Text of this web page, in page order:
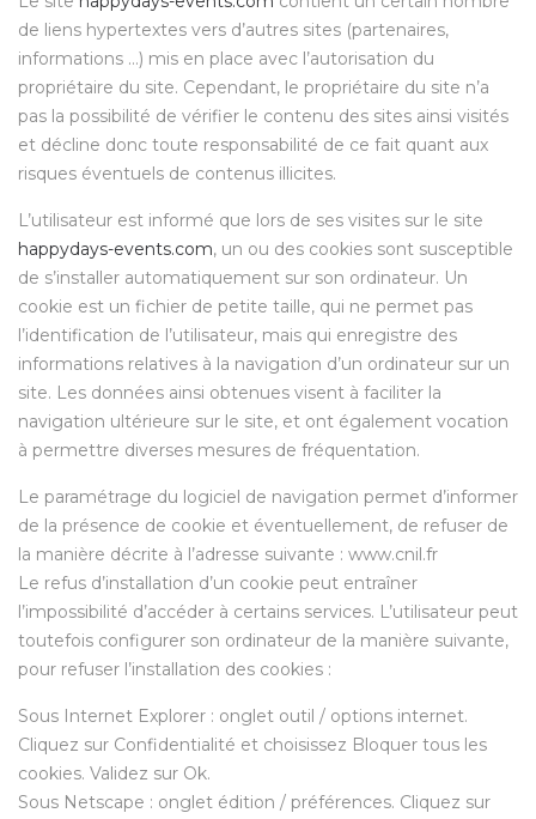
de liens hypertextes vers d’autres sites (partenaires,
informations …) mis en place avec l’autorisation du
propriétaire du site. Cependant, le propriétaire du site n’a
pas la possibilité de vérifier le contenu des sites ainsi visités
et décline donc toute responsabilité de ce fait quant aux
risques éventuels de contenus illicites.
L’utilisateur est informé que lors de ses visites sur le site
happydays-events.com, un ou des cookies sont susceptible
de s’installer automatiquement sur son ordinateur. Un
cookie est un fichier de petite taille, qui ne permet pas
l’identification de l’utilisateur, mais qui enregistre des
informations relatives à la navigation d’un ordinateur sur un
site. Les données ainsi obtenues visent à faciliter la
navigation ultérieure sur le site, et ont également vocation
à permettre diverses mesures de fréquentation.
Le paramétrage du logiciel de navigation permet d’informer
de la présence de cookie et éventuellement, de refuser de
la manière décrite à l’adresse suivante : www.cnil.fr
Le refus d’installation d’un cookie peut entraîner
l’impossibilité d’accéder à certains services. L’utilisateur peut
toutefois configurer son ordinateur de la manière suivante,
pour refuser l’installation des cookies :
Sous Internet Explorer : onglet outil / options internet.
Cliquez sur Confidentialité et choisissez Bloquer tous les
cookies. Validez sur Ok.
Sous Netscape : onglet édition / préférences. Cliquez sur